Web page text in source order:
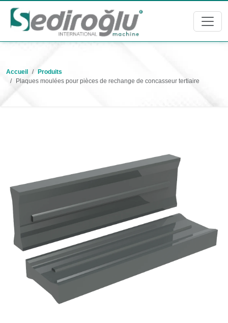
Accueil
Produits
Plaques moulées pour pièces de rechange de concasseur tertiaire